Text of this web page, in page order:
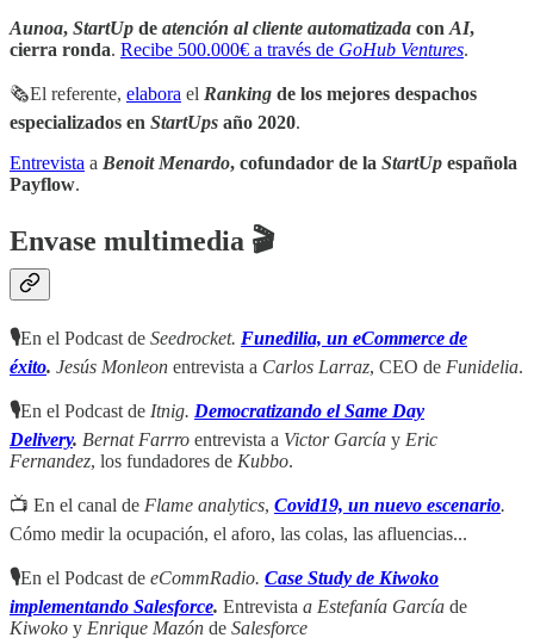
Aunoa, StartUp de atención al cliente automatizada conAI,
cierra ronda. Recibe 500.000€ a través de GoHub Ventures.
🗞El referente, elabora el Ranking de los mejores despachos
especializados en StartUps año 2020.
Entrevista a Benoit Menardo, cofundador de la StartUp española
Payflow.
Envase multimedia 🎬
🎙En el Podcast de Seedrocket. Funedilia, un eCommerce de
éxito. Jesús Monleon entrevista a Carlos Larraz, CEO de Funidelia.
🎙En el Podcast de Itnig. Democratizando el Same Day
Delivery. Bernat Farrro entrevista a Victor García y Eric
Fernandez, los fundadores de Kubbo.
📺 En el canal de Flame analytics, Covid19, un nuevo escenario.
Cómo medir la ocupación, el aforo, las colas, las afluencias...
🎙En el Podcast de eCommRadio. Case Study de Kiwoko
implementando Salesforce. Entrevista a Estefanía García de
Kiwoko y Enrique Mazón de Salesforce